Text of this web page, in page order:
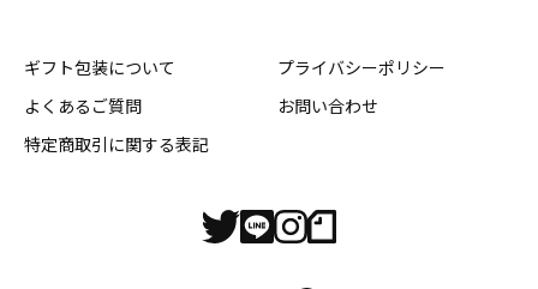
ギフト包装について
よくあるご質問
特定商取引に関する表記
プライバシーポリシー
お問い合わせ